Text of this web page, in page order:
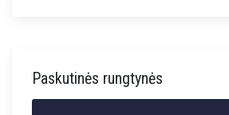
Paskutinės rungtynės